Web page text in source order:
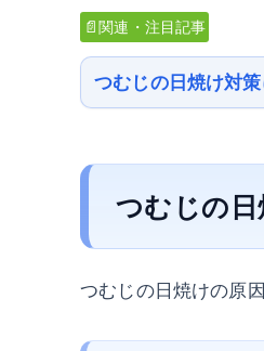
📄関連・注目記事
つむじの日焼け対
つむじの日
つむじの日焼けの原